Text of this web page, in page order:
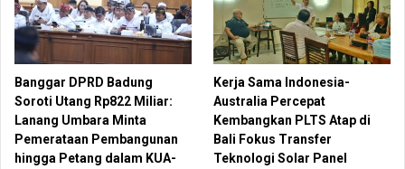
Banggar DPRD Badung
Soroti Utang Rp822 Miliar:
Lanang Umbara Minta
Pemerataan Pembangunan
hingga Petang dalam KUA-
Kerja Sama Indonesia-
Australia Percepat
Kembangkan PLTS Atap di
Bali Fokus Transfer
Teknologi Solar Panel